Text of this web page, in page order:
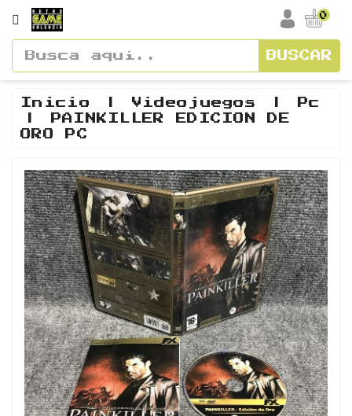
CATEGORÍA
Cajas
Manuales
Consolas
Vídeos
Soundtracks
Figuras
Guías
Retro
Informática
Videojuegos
0
BUSCAR
Inicio Videojuegos
Pc
PAINKILLER EDICION DE
ORO PC